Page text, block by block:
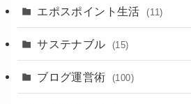
エポスポイント生活 (11)
サステナブル (15)
ブログ運営術 (100)